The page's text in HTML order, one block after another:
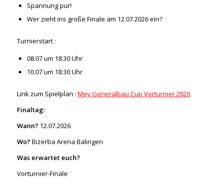
Spannung pur!
Wer zieht ins große Finale am 12.07.2026 ein?
Turnierstart :
08.07 um 18:30 Uhr
10.07 um 18:30 Uhr
Link zum Spielplan : Mey Generalbau Cup Vorturnier 2026
Finaltag:
Wann? 12.07.2026
Wo? Bizerba Arena Balingen
Was erwartet euch?
Vorturnier-Finale